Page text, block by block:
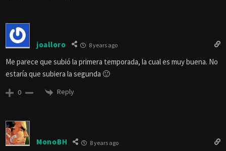
joalloro 8 years ago
Me parece que subió la primera temporada, la cual es muy buena. No
estaría que subiera la segunda 🙂
0 Reply
MonoBH 8 years ago